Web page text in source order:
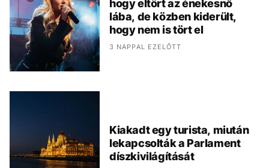
hogy eltört az énekesnő
lába, de közben kiderült,
hogy nem is tört el
3 NAPPAL EZELŐTT
Kiakadt egy turista, miután
lekapcsolták a Parlament
díszkivilágítását